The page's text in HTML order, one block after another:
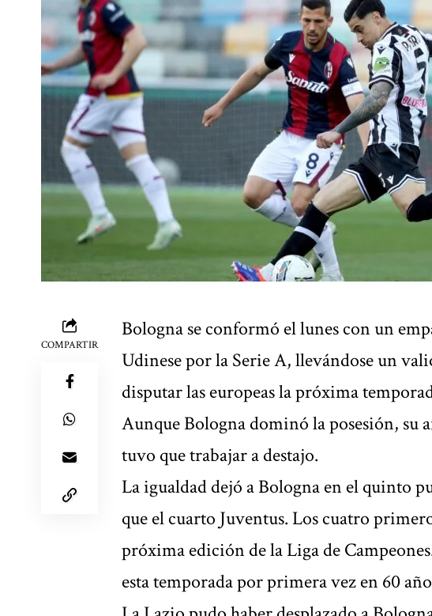
COMPARTIR
Bologna se conformó el lunes con un
Udinese por la Serie A, llevándose un
disputar las europeas la próxima
Aunque Bologna dominó la posesión, su
tuvo que trabajar a destajo.
La igualdad dejó a Bologna en el quinto
que el cuarto Juventus. Los cuatro
próxima edición de la Liga de
esta temporada por primera vez en 60